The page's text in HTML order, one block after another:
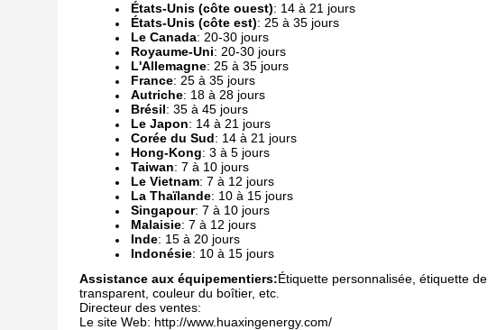
États-Unis (côte ouest): 14 à 21 jours
États-Unis (côte est): 25 à 35 jours
Le Canada: 20-30 jours
Royaume-Uni: 20-30 jours
L'Allemagne: 25 à 35 jours
France: 25 à 35 jours
Autriche: 18 à 28 jours
Brésil: 35 à 45 jours
Le Japon: 14 à 21 jours
Corée du Sud: 14 à 21 jours
Hong-Kong: 3 à 5 jours
Taiwan: 7 à 10 jours
Le Vietnam: 7 à 12 jours
La Thaïlande: 10 à 15 jours
Singapour: 7 à 10 jours
Malaisie: 7 à 12 jours
Inde: 15 à 20 jours
Indonésie: 10 à 15 jours
Assistance aux équipementiers:Étiquette personnalisée, étiquette
transparent, couleur du boîtier, etc.
Directeur des ventes:
Le site Web: http://www.huaxingenergy.com/